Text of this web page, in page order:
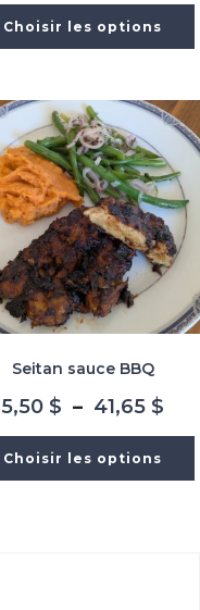
Choisir les options
Seitan sauce BBQ
5,50 $ – 41,65 $
de
Choisir les options